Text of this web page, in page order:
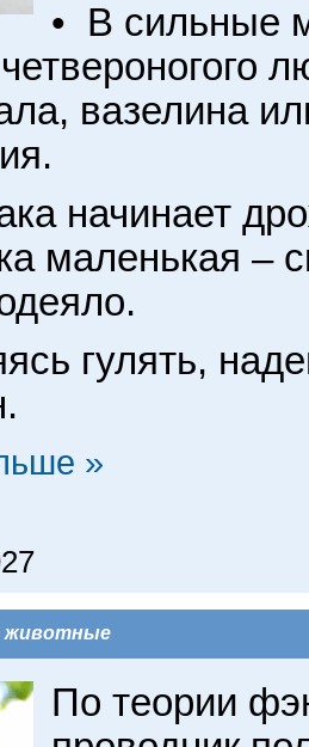
• В сильные
вазелина
начинает
маленькая –
гулять,
»
животные
По теории